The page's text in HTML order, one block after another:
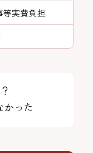
実費負担
かった